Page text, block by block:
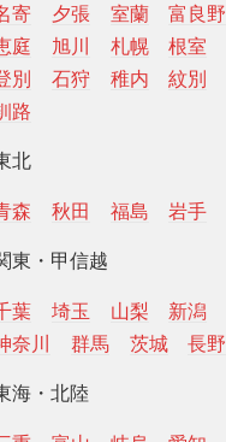
寄
夕張 室蘭 富良野
庭
旭川 札幌 根室
別
石狩 稚内 紋別
路
北
森 秋田 福島 岩手
東・甲信越
葉 埼玉 山梨 新潟
奈川
群馬 茨城 長野
海・北陸